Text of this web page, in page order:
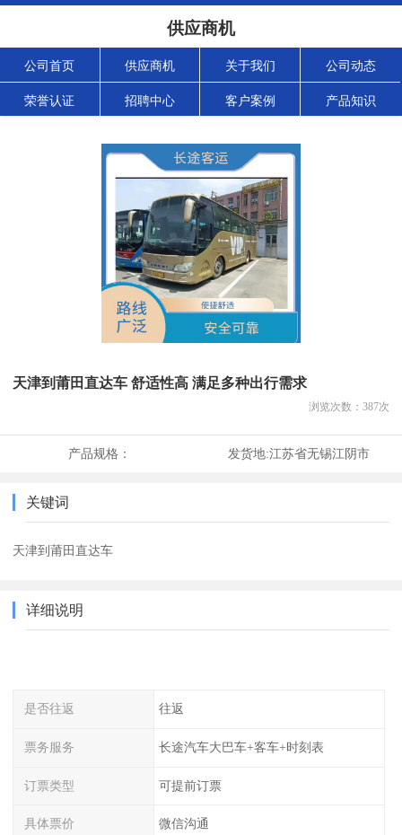
供应商机
公司首页 供应商机 关于我们 公司动态
荣誉认证 招聘中心 客户案例 产品知识
天津到莆田直达车 舒适性高 满足多种出行需求
浏览次数： 387次
产品规格： 发货地:江苏省无锡江阴市
关键词
天津到莆田直达车
详细说明
是否往返 往返
票务服务 长途汽车大巴车+客车+时刻表
订票类型 可提前订票
具体票价 微信沟通